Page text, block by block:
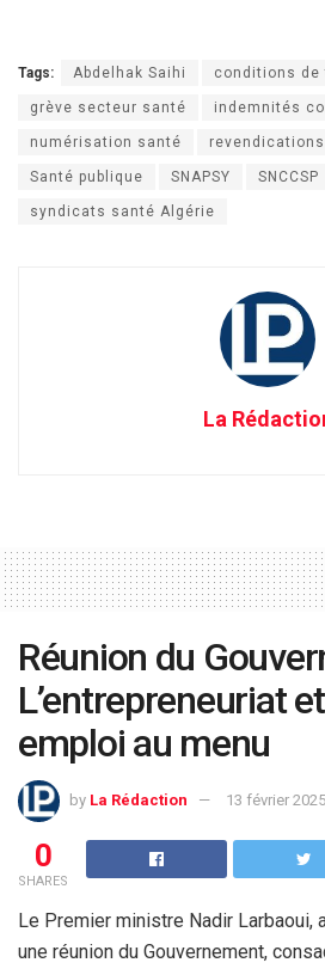
Tags: Abdelhak Saihi conditions de
grève secteur santé indemnités
numérisation santé
Santé publique SNAPSY SNCCSP
syndicats santé Algérie
La
Réunion du
L’entrepreneuriat
emploi au menu
by La Rédaction 13 février 2025
0
SHARES
Le Premier ministre Nadir Larbaoui,
une réunion du Gouvernement,